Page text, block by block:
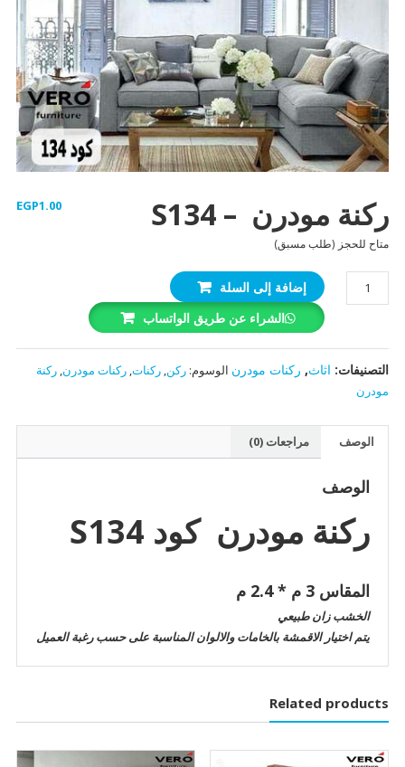
ركنة مودرن – S134 EGP1.00
متاح للحجز (طلب مسبق)
كمية
ركنة
S134
إضافة إلى السلة
الشراء عن طريق الواتساب
التصنيفات: اثاث, ركنات مودرن الوسوم: ركن, ركنات, ركنات مودرن, ركنة
مودرن
الوصف مراجعات (0)
الوصف
ركنة مودرن كود S134
المقاس 3 م * 2.4 م
الخشب زان طبيعي
يتم اختيار الاقمشة بالخامات والالوان المناسبة على حسب رغبة العميل
Related products